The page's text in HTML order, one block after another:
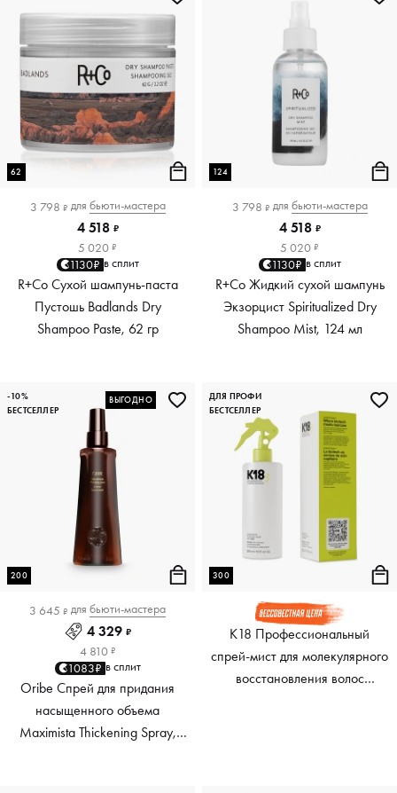
62
3 798 ₽ для бьюти-мастера
4 518 ₽
5 020 ₽
1130₽ в сплит
R+Co Сухой шампунь-паста
Пустошь Badlands Dry
Shampoo Paste, 62 гр
124
3 798 ₽ для бьюти-мастера
4 518 ₽
5 020 ₽
1130₽ в сплит
R+Co Жидкий сухой шампунь
Экзорцист Spiritualized Dry
Shampoo Mist, 124 мл
200
ВЫГОДНО
3 645 ₽ для бьюти-мастера
4 329 ₽
4 810 ₽
1083₽ в сплит
Oribe Спрей для придания
насыщенного объема
Maximista Thickening Spray,
-10%
БЕСТСЕЛЛЕР
300
K18 Профессиональный
спрей-мист для молекулярного
восстановления волос
ДЛЯ ПРОФИ
БЕСТСЕЛЛЕР